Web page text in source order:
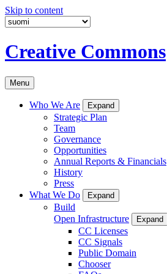
Skip to content
Creative Commons
Menu
Who We Are Expand
Strategic Plan
Team
Governance
Opportunities
Annual Reports & Financials
History
Press
What We Do
Expand
Build
Open Infrastructure
Expand
CC Licenses
CC Signals
Public Domain
Chooser